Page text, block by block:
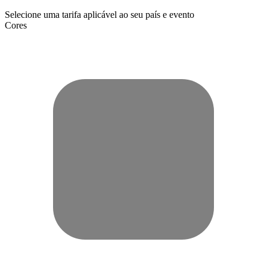
Selecione uma tarifa aplicável ao seu país e evento
Cores